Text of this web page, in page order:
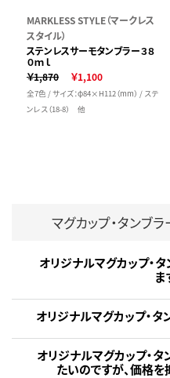
MARKLESS STYLE（マークレス
スタイル）
ステンレスサーモタンブラー３８
０ｍｌ
￥1,870
￥1,100
全7色 / サイズ：φ84×H112（mm） / ステ
ンレス（18-8） 他
マグカップ・タンブ
オリジナルマグカップ・
ま
オリジナルマグカップ・
オリジナルマグカップ・
たいのですが、価格